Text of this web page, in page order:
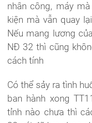
nhân công, máy
kiện mà vẫn quay
Nếu mang lương
NĐ 32 thì cũng
cách tính
Có thể sảy ra tình
ban hành xong
tỉnh nào chưa thì